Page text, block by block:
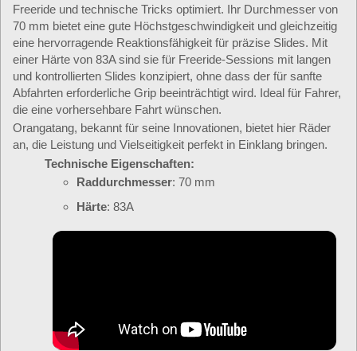
Freeride und technische Tricks optimiert. Ihr Durchmesser von
70 mm bietet eine gute Höchstgeschwindigkeit und gleichzeitig
eine hervorragende Reaktionsfähigkeit für präzise Slides. Mit
einer Härte von 83A sind sie für Freeride-Sessions mit langen
und kontrollierten Slides konzipiert, ohne dass der für sanfte
Abfahrten erforderliche Grip beeinträchtigt wird. Ideal für Fahrer,
die eine vorhersehbare Fahrt wünschen.
Orangatang, bekannt für seine Innovationen, bietet hier Räder
an, die Leistung und Vielseitigkeit perfekt in Einklang bringen.
Technische Eigenschaften:
Raddurchmesser: 70 mm
Härte: 83A